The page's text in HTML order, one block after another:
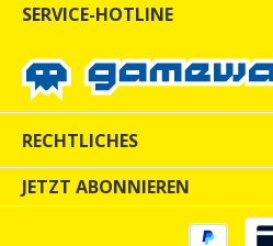
SERVICE-HOTLINE
RECHTLICHES
JETZT ABONNIEREN